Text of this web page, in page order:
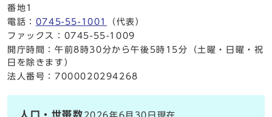
番地1
電話： 0745-55-1001
（代表）
ファックス：0745-55-1009
開庁時間：午前8時30分から午後5時15分（土曜・日曜・祝
日を除きます）
法人番号：7000020294268
人口・世帯数 2026年6月30日現在